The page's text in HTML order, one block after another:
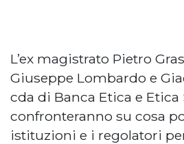
L’ex magistrato Pietro
Giuseppe Lombardo e
cda di Banca Etica e Etica
confronteranno su cosa
istituzioni e i regolatori